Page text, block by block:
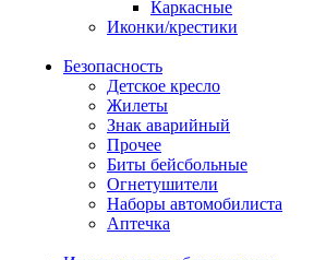
Каркасные
Иконки/крестики
Безопасность
Детское кресло
Жилеты
Знак аварийный
Прочее
Биты бейсбольные
Огнетушители
Наборы автомобилиста
Аптечка